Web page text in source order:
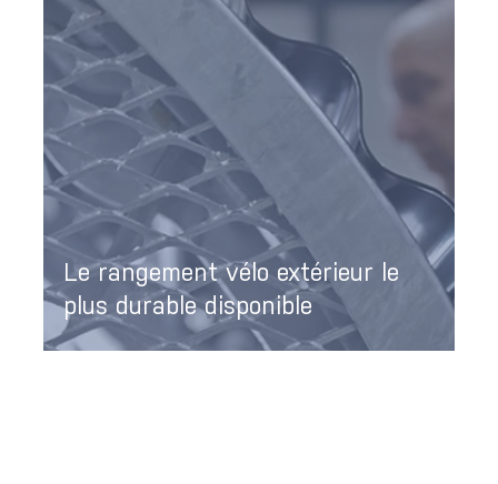
Le rangement vélo extérieur le
plus durable disponible